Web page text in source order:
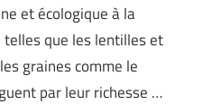
et écologique à la
telles que les lentilles et
graines comme le
par leur richesse …